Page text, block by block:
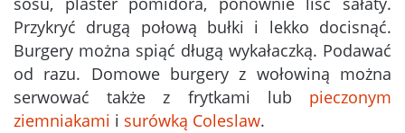
Przykryć drugą połową bułki i lekko docisnąć.
Burgery można spiąć długą wykałaczką. Podawać
od razu. Domowe burgery z wołowiną można
serwować także z frytkami lub pieczonym
ziemniakami i surówką Coleslaw.